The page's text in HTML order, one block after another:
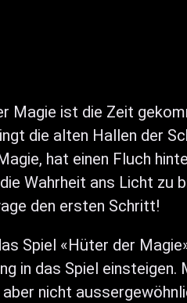
Magie ist die Zeit
die alten Hallen der
hat einen Fluch
Wahrheit ans Licht zu
den ersten Schritt!
Spiel «Hüter der
in das Spiel
aber nicht